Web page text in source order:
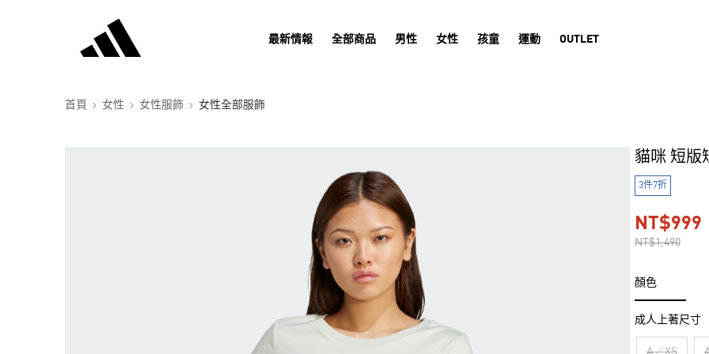
最新情報 全部商品 男性 女性 孩童 運動 OUTLET
首頁 女性 女性服飾 女性全部服飾
貓咪 短版
3件7折
NT$1,490
NT$999
顏色
成人上著尺寸
A／XS